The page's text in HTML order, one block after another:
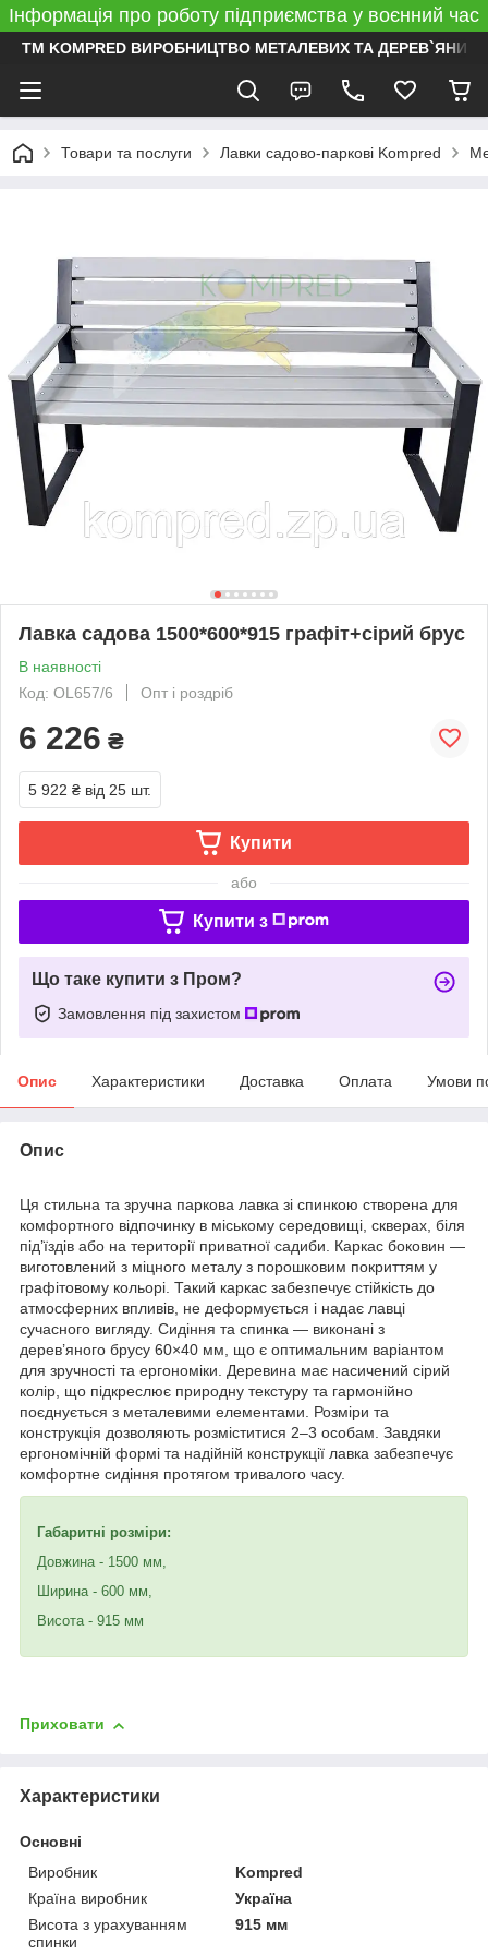
Інформація про роботу підприємства у воєнний час
ТМ KOMPRED ВИРОБНИЦТВО МЕТАЛЕВИХ ТА ДЕРЕВ`ЯНИХ
Товари та послуги Лавки садово-паркові Kompred
Лавка садова 1500*600*915 графіт+сірий брус
В наявності
Код: OL657/6
Опт і роздріб
6 226 ₴
5 922 ₴ від 25 шт.
Купити
або
Купити з
Що таке купити з Пром?
Замовлення під захистом
Опис Характеристики Доставка Оплата Умови
Опис
Ця стильна та зручна паркова лавка зі спинкою створена для
комфортного відпочинку в міському середовищі, скверах, біля
під’їздів або на території приватної садиби. Каркас боковин —
виготовлений з міцного металу з порошковим покриттям у
графітовому кольорі. Такий каркас забезпечує стійкість до
атмосферних впливів, не деформується і надає лавці
сучасного вигляду. Сидіння та спинка — виконані з
дерев’яного брусу 60×40 мм, що є оптимальним варіантом
для зручності та ергономіки. Деревина має насичений сірий
колір, що підкреслює природну текстуру та гармонійно
поєднується з металевими елементами. Розміри та
конструкція дозволяють розміститися 2–3 особам. Завдяки
ергономічній формі та надійній конструкції лавка забезпечує
комфортне сидіння протягом тривалого часу.
Габаритні розміри:
Довжина - 1500 мм,
Ширина - 600 мм,
Висота - 915 мм
Приховати
Характеристики
Основні
Виробник
Kompred
Країна виробник
Україна
Висота з урахуванням
спинки
915 мм